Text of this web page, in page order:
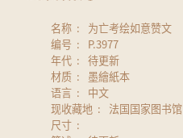
名称
为亡考绘如意赞文
编号
P.3977
年代
待更新
材质
墨繪紙本
语言
中文
现收藏地
法国国家图书馆
尺寸